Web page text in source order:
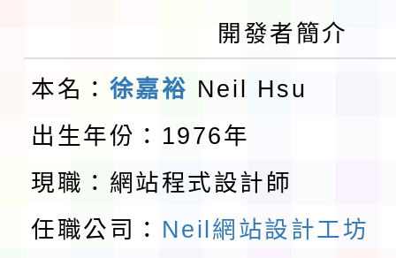
第3次招考代課鐘點教
告(不再辦理後續甄選)
檢送「桃園市115學年
賽實施要點」1份
本市「115學年度學生
程安排一案
「桃園市補助參觀特色
展演活動實施計畫」
請一案
教育部校安中心白海豚
報
淨零綠領人才培育課程
開發者簡介
本名： 徐嘉裕 Neil Hsu
出生年份：1976年
現職：網站程式設計師
任職公司： Neil網站設計工坊